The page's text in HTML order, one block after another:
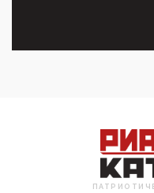
Честно говоря,
российские
Маска (отца Ил...